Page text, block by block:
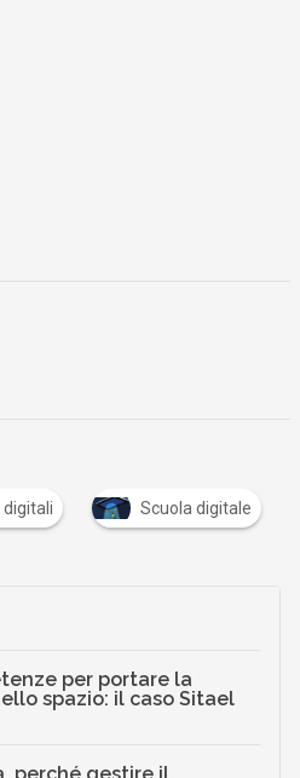
digitali Scuola digitale
per portare la
spazio: il caso Sitael